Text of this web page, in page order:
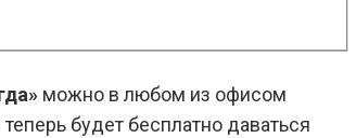
можно в любом из офисом
будет бесплатно даваться